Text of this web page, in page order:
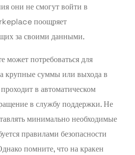
они не смогут войти в
поощряет
за своими данными.
может потребоваться для
крупные суммы или выхода в
в автоматическом
в службу поддержки. Не
минимально необходимые
правилами безопасности
помните, что на кракен